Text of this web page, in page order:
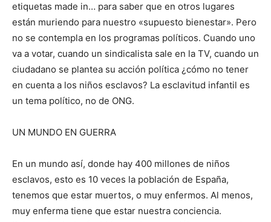
etiquetas made in… para saber que en otros lugares
están muriendo para nuestro «supuesto bienestar». Pero
no se contempla en los programas políticos. Cuando uno
va a votar, cuando un sindicalista sale en la TV, cuando un
ciudadano se plantea su acción política ¿cómo no tener
en cuenta a los niños esclavos? La esclavitud infantil es
un tema político, no de ONG.
UN MUNDO EN GUERRA
En un mundo así, donde hay 400 millones de niños
esclavos, esto es 10 veces la población de España,
tenemos que estar muertos, o muy enfermos. Al menos,
muy enferma tiene que estar nuestra conciencia.